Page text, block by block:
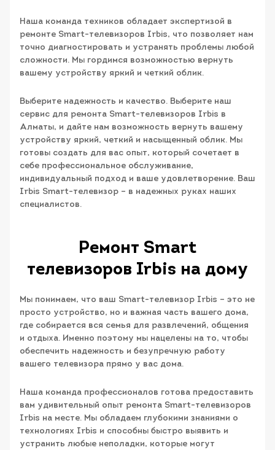
Наша команда техников обладает экспертизой в
ремонте Smart-телевизоров Irbis, что позволяет нам
точно диагностировать и устранять проблемы любой
сложности. Мы гордимся возможностью вернуть
вашему устройству яркий и четкий облик.
Выберите надежность и качество. Выберите наш
сервис для ремонта Smart-телевизоров Irbis в
Алматы, и дайте нам возможность вернуть вашему
устройству яркий, четкий и насыщенный облик. Мы
готовы создать для вас опыт, который сочетает в
себе профессиональное обслуживание,
индивидуальный подход и ваше удовлетворение. Ваш
Irbis Smart-телевизор – в надежных руках наших
специалистов.
Ремонт Smart
телевизоров Irbis на дому
Мы понимаем, что ваш Smart-телевизор Irbis – это не
просто устройство, но и важная часть вашего дома,
где собирается вся семья для развлечений, общения
и отдыха. Именно поэтому мы нацелены на то, чтобы
обеспечить надежность и безупречную работу
вашего телевизора прямо у вас дома.
Наша команда профессионалов готова предоставить
вам удивительный опыт ремонта Smart-телевизоров
Irbis на месте. Мы обладаем глубокими знаниями о
технологиях Irbis и способны быстро выявить и
устранить любые неполадки, которые могут